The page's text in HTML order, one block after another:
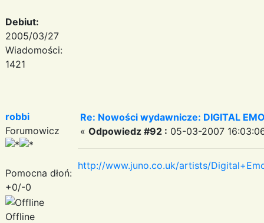
Debiut:
2005/03/27
Wiadomości:
1421
robbi
Forumowicz
Pomocna dłoń:
+0/-0
Offline
Re: Nowości wydawnicze: DIGITAL
« Odpowiedz #92 : 05-03-2007
http://www.juno.co.uk/artists/